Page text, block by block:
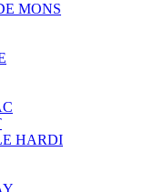
MONS
HARDI